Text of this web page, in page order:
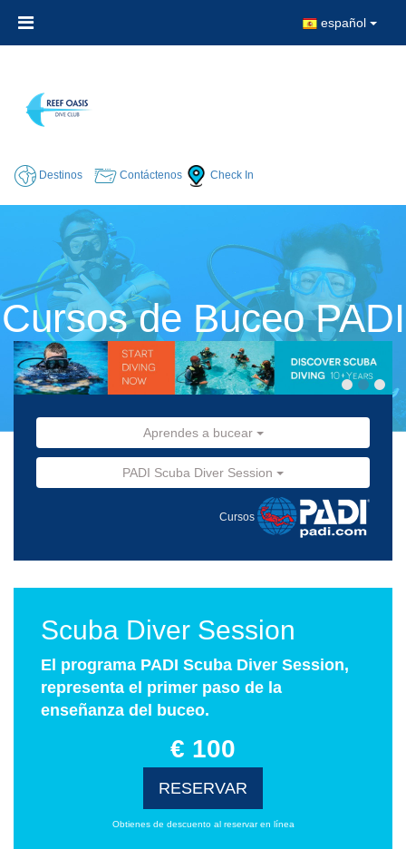
español
Destinos Contáctenos Check In
Cursos de Buceo PADI
Aprendes a bucear
PADI Scuba Diver Session
Cursos
Scuba Diver Session
El programa PADI Scuba Diver Session,
representa el primer paso de la
enseñanza del buceo.
€ 100
RESERVAR
Obtienes de descuento al reservar en línea